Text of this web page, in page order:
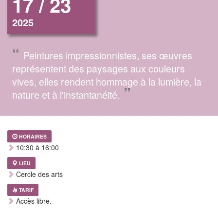
2025
“ Peintures impressionnistes, ses œuvres
représentent des paysages aux couleurs
vives, elles rendent hommage à la lumière, la
nature et à l'instantanéité. ”
HORAIRES
10:30 à 16:00
LIEU
Cercle des arts
TARIF
Accès libre.